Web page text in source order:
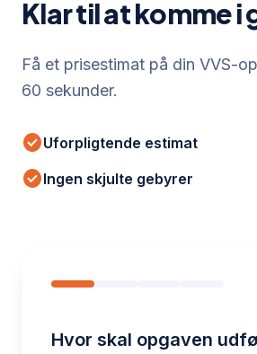
Klar til at komme i
Få et prisestimat på din VVS-
60 sekunder.
check_circleUforpligtende estimat
check_circleIngen skjulte gebyrer
Hvor skal opgaven